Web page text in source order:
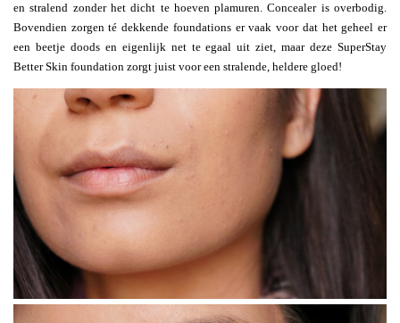
en stralend zonder het dicht te hoeven plamuren. Concealer is overbodig.
Bovendien zorgen té dekkende foundations er vaak voor dat het geheel er
een beetje doods en eigenlijk net te egaal uit ziet, maar deze SuperStay
Better Skin foundation zorgt juist voor een stralende, heldere gloed!